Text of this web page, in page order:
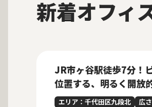
新着オフィ
JR市ヶ谷駅徒歩7分！
位置する、明るく開放
内装付きセットアップ
エリア：千代田区九段北
広